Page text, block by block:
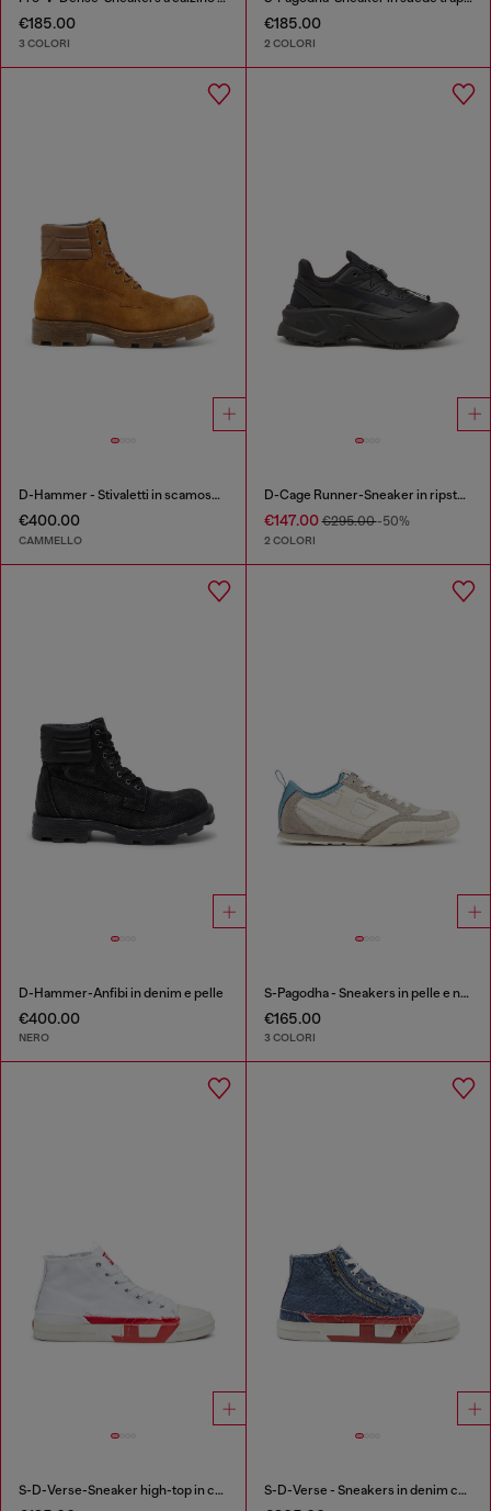
€185.00
3 COLORI
€185.00
2 COLORI
D-Hammer - Stivaletti in scamosciato e pelle
€400.00
CAMMELLO
D-Cage Runner-Sneaker in ripstop e TPU
€147.00€295.00-50%
2 COLORI
D-Hammer-Anfibi in denim e pelle
€400.00
NERO
S-Pagodha - Sneakers in pelle e nylon
€165.00
3 COLORI
S-D-Verse-Sneaker high-top in canvas effetto dirt S-D-Verse - Sneakers in denim con logo D